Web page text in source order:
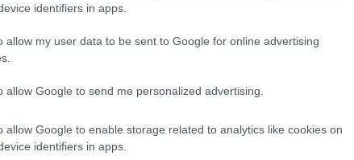
identifiers in apps.
allow my user data to be sent to Google for online advertising
allow Google to send me personalized advertising.
allow Google to enable storage related to analytics like cookies on
identifiers in apps.
Οι γρίφοι της βραδιάς - Ποια είναι τα
φαβορί, τι προβλέπουν οι εταιρείες
στοιχηµάτων, ποιες είναι οι
θα κρίνει το µέλλον της αµερικανικής
Σινεμά |06.04.2019 17:36